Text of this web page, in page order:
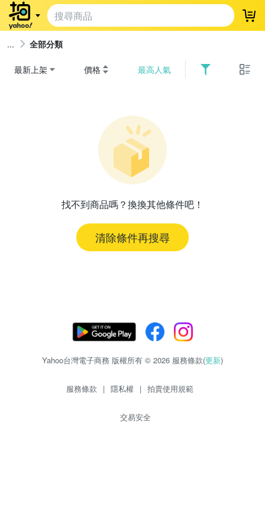
登
全部分類
最新上架 價格 最高人氣
找不到商品嗎？換換其他條件吧！
清除條件再搜尋
Yahoo台灣電子商務 版權所有 © 2026 服務條款(更新)
服務條款 | 隱私權 | 拍賣使用規範
交易安全